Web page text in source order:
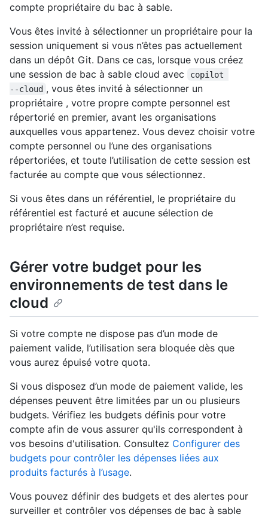
compte propriétaire du bac à sable.
Vous êtes invité à sélectionner un propriétaire pour la
session uniquement si vous n’êtes pas actuellement
dans un dépôt Git. Dans ce cas, lorsque vous créez
une session de bac à sable cloud avec
copilot
‑‑cloud , vous êtes invité à sélectionner un
propriétaire , votre propre compte personnel est
répertorié en premier, avant les organisations
auxquelles vous appartenez. Vous devez choisir votre
compte personnel ou l’une des organisations
répertoriées, et toute l’utilisation de cette session est
facturée au compte que vous sélectionnez.
Si vous êtes dans un référentiel, le propriétaire du
référentiel est facturé et aucune sélection de
propriétaire n’est requise.
Gérer votre budget pour les
environnements de test dans le
cloud
Si votre compte ne dispose pas d’un mode de
paiement valide, l’utilisation sera bloquée dès que
vous aurez épuisé votre quota.
Si vous disposez d’un mode de paiement valide, les
dépenses peuvent être limitées par un ou plusieurs
budgets. Vérifiez les budgets définis pour votre
compte afin de vous assurer qu'ils correspondent à
vos besoins d'utilisation. Consultez Configurer des
budgets pour contrôler les dépenses liées aux
produits facturés à l’usage.
Vous pouvez définir des budgets et des alertes pour
surveiller et contrôler vos dépenses de bac à sable